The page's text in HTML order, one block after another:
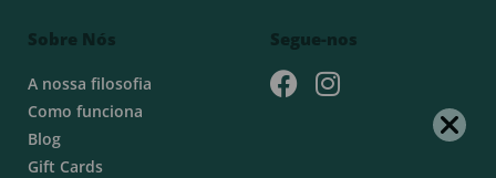
Sobre Nós
A nossa filosofia
Como funciona
Blog
Gift Cards
Segue-nos